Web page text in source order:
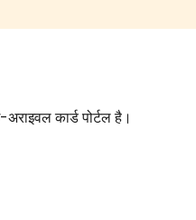
कार्ड पोर्टल है।